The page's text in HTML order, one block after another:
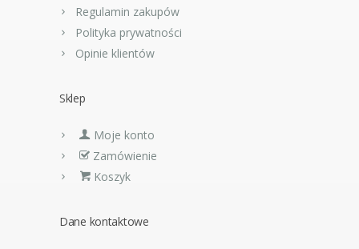
Regulamin zakupów
Polityka prywatności
Opinie klientów
Sklep
Moje konto
Zamówienie
Koszyk
Dane kontaktowe